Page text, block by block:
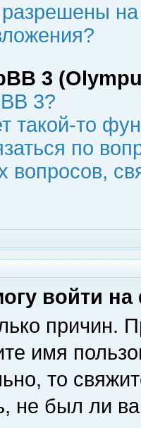
разрешены
3
3?
такой-то
по
вопросов,
войти
причин.
имя
то
не был ли